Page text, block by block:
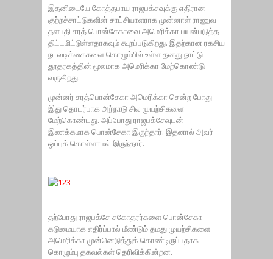
இதனிடையே கோத்தபாய ராஜபக்சவுக்கு எதிரான
குற்றச்சாட்டுகளின் சாட்சியாளராக முன்னாள் ராணுவ
தளபதி சரத் பொன்சேகாவை அமெரிக்கா பயன்படுத்த
திட்டமிட்டுள்ளதாகவும் கூறப்படுகிறது. இதற்கான ரகசிய
நடவடிக்கைகளை கொழும்பில் உள்ள தனது நாட்டு
தூதரகத்தின் மூலமாக அமெரிக்கா மேற்கொண்டு
வருகிறது.
முன்னர் சரத்பொன்சேகா அமெரிக்கா சென்ற போது
இது தொடர்பாக அந்நாடு சில முயற்சிகளை
மேற்கொண்டது. அப்போது ராஜபக்சேவுடன்
இணக்கமாக பொன்சேகா இருந்தார். இதனால் அவர்
ஒப்புக் கொள்ளாமல் இருந்தார்.
தற்போது ராஜபக்சே சகோதரர்களை பொன்சேகா
கடுமையாக எதிர்ப்பால் மீண்டும் தமது முயற்சிகளை
அமெரிக்கா முன்னெடுத்துக் கொண்டிருப்பதாக
கொழும்பு தகவல்கள் தெரிவிக்கின்றன.